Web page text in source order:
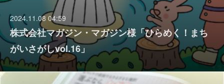
2024.11.08 04:59
株式会社マガジン・マガジン様「ひらめく！まち
がいさがしvol.16」